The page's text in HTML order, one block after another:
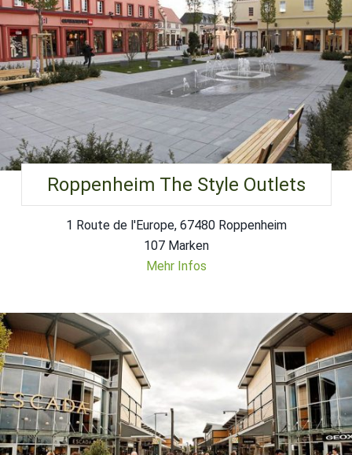
Roppenheim The Style Outlets
1 Route de l'Europe, 67480 Roppenheim
107 Marken
Mehr Infos